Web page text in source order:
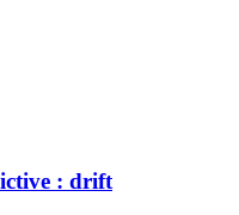
: drift